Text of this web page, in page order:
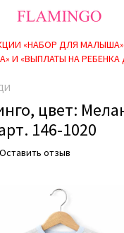
«НАБОР ДЛЯ
И «ВЫПЛАТЫ НА РЕБEНКА
цвет:
146-1020
Оставить отзыв